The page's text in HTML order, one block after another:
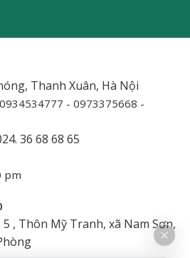
Thanh Xuân, Hà Nội
- 0973375668 -
36 68 68 65
pm
5 , Thôn Mỹ Tranh, xã Nam Sơn,